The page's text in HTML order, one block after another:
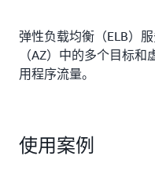
弹性负载均衡（ELB）
（AZ）中的多个目标
用程序流量。
使用案例